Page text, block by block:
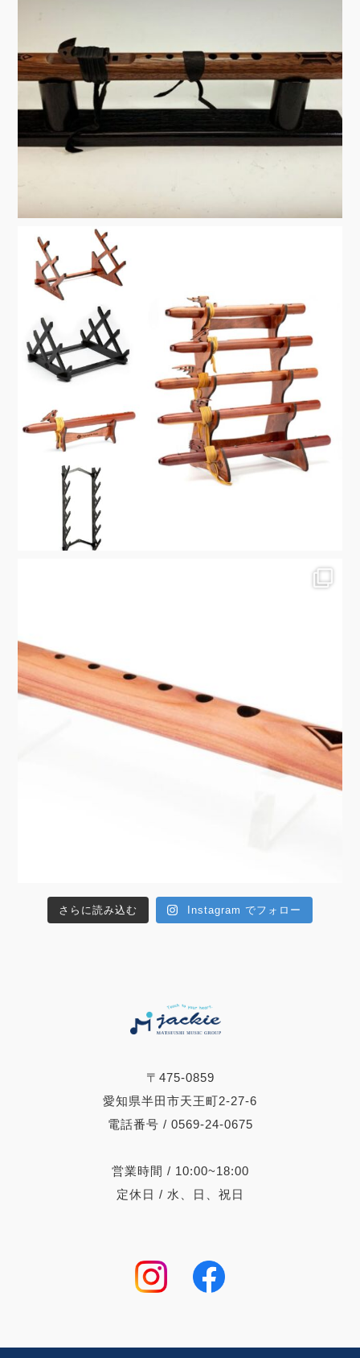
〒475-0859
愛知県半田市天王町2-27-6
電話番号 / 0569-24-0675
営業時間 / 10:00~18:00
定休日 / 水、日、祝日
さらに読み込む Instagram でフォロー